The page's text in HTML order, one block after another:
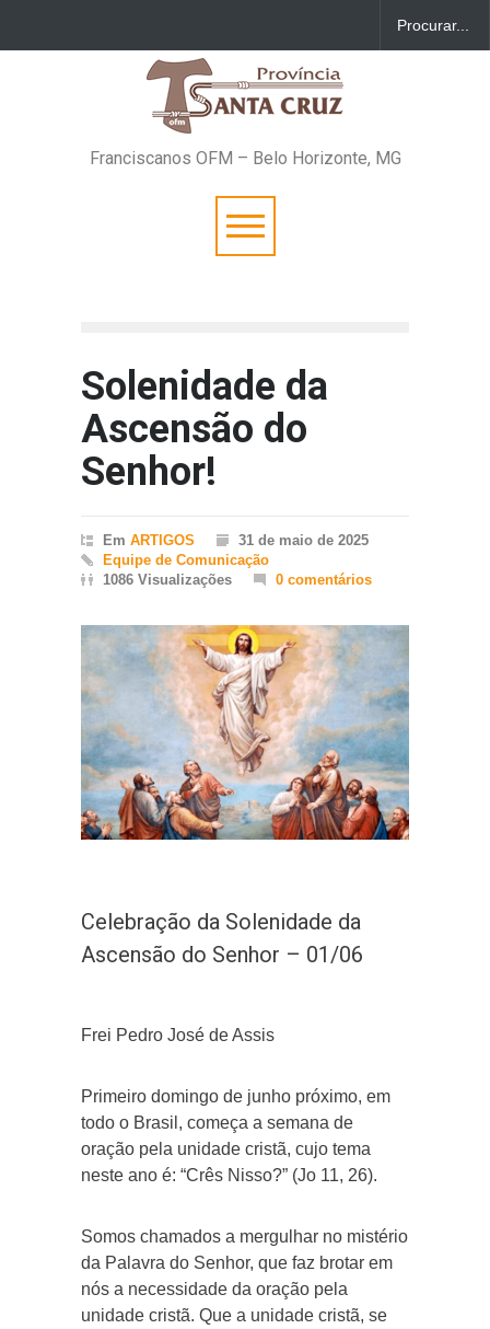
Franciscanos OFM – Belo Horizonte, MG
Solenidade da
Ascensão do
Senhor!
Em ARTIGOS
31 de maio de 2025
Equipe de Comunicação
1086 Visualizações
0 comentários
Celebração da Solenidade da
Ascensão do Senhor – 01/06
Frei Pedro José de Assis
Primeiro domingo de junho próximo, em
todo o Brasil, começa a semana de
oração pela unidade cristã, cujo tema
neste ano é: “Crês Nisso?” (Jo 11, 26).
Somos chamados a mergulhar no mistério
da Palavra do Senhor, que faz brotar em
nós a necessidade da oração pela
unidade cristã. Que a unidade cristã, se